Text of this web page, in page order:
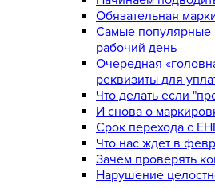
Обязательная
Самые популярные
рабочий день
Очередная
реквизиты для
Что делать если
И снова о
Срок перехода с
Что нас ждет в
Зачем проверять
Нарушение